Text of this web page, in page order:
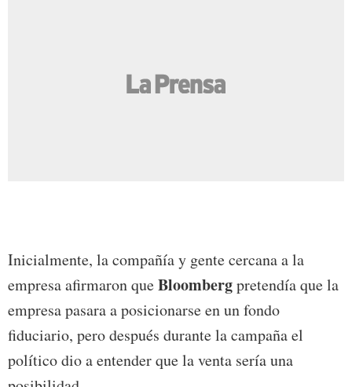
Inicialmente, la compañía y gente cercana a la
empresa afirmaron queBloombergpretendía que la
empresa pasara a posicionarse en un fondo
fiduciario, pero después durante la campaña el
político dio a entender que la venta sería una